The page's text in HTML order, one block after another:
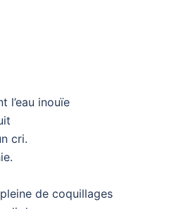
l’eau inouïe
cri.
de coquillages